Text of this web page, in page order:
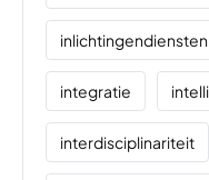
inlichtingendiensten
integratie
interdisciplinariteit